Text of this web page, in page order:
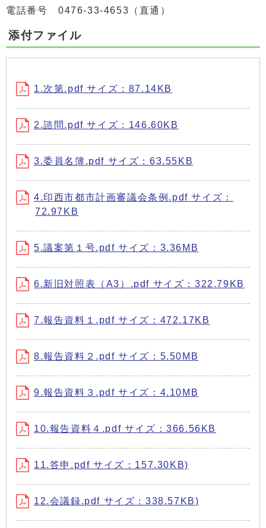
電話番号 0476-33-4653（直通）
添付ファイル
1.次第.pdf サイズ：87.14KB
2.諮問.pdf サイズ：146.60KB
3.委員名簿.pdf サイズ：63.55KB
4.印西市都市計画審議会条例.pdf サイズ：
72.97KB
5.議案第１号.pdf サイズ：3.36MB
6.新旧対照表（A3）.pdf サイズ：322.79KB
7.報告資料１.pdf サイズ：472.17KB
8.報告資料２.pdf サイズ：5.50MB
9.報告資料３.pdf サイズ：4.10MB
10.報告資料４.pdf サイズ：366.56KB
11.答申.pdf サイズ：157.30KB)
12.会議録.pdf サイズ：338.57KB)